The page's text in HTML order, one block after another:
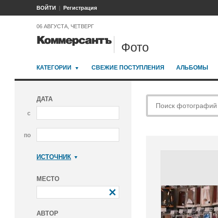
ВОЙТИ Регистрация
06 АВГУСТА, ЧЕТВЕРГ
Фото
КАТЕГОРИИ СВЕЖИЕ ПОСТУПЛЕНИЯ АЛЬБОМЫ
ДАТА
с
по
ИСТОЧНИК
МЕСТО
АВТОР